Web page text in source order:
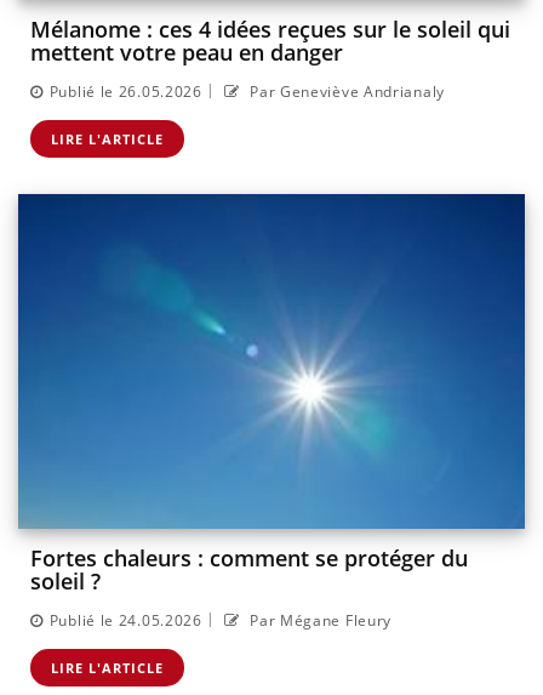
Mélanome : ces 4 idées reçues sur le soleil qui
mettent votre peau en danger
Publié le 26.05.2026 | Par Geneviève Andrianaly
LIRE L'ARTICLE
Fortes chaleurs : comment se protéger du
soleil ?
Publié le 24.05.2026 | Par Mégane Fleury
LIRE L'ARTICLE